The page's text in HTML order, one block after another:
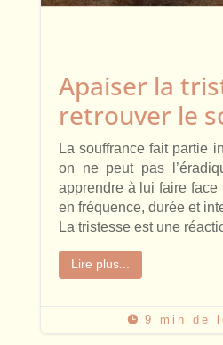
Apaiser la
retrouver le
La souffrance fait partie
on ne peut pas
apprendre à lui faire face
en fréquence, durée et
La tristesse est une
Lire plus...
 9 min de